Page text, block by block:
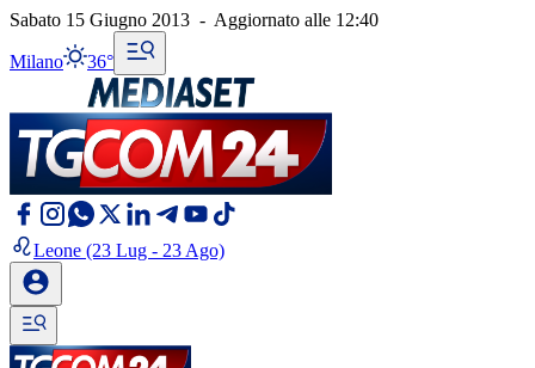
Sabato 15 Giugno 2013 - Aggiornato alle 12:40
Milano 36°
Leone (23 Lug - 23 Ago)